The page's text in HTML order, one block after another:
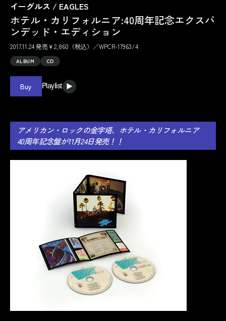
イーグルス / EAGLES
ホテル・カリフォルニア:40周年記念エクスパ
ンデッド・エディション
2017.11.24 発売￥2,860（税込）／WPCR-17963/4
ALBUM CD
Buy Playlist
アメリカン・ロックの金字塔、ホテル・カリフォルニア
40周年記念盤が11月24日発売！！